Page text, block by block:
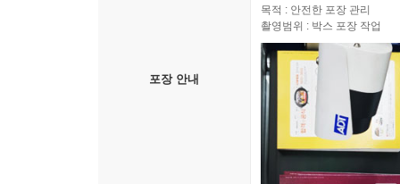
포장 안내
목적 : 안전한 포장 관리
촬영범위 : 박스 포장 작업